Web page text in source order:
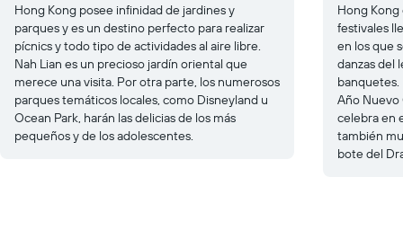
Hong Kong posee infinidad de jardines y
parques y es un destino perfecto para realizar
pícnics y todo tipo de actividades al aire libre.
Nah Lian es un precioso jardín oriental que
merece una visita. Por otra parte, los numerosos
parques temáticos locales, como Disneyland u
Ocean Park, harán las delicias de los más
pequeños y de los adolescentes.
Hong Kong
festivales
en los que
danzas del
banquetes.
Año
celebra en
también
bote del